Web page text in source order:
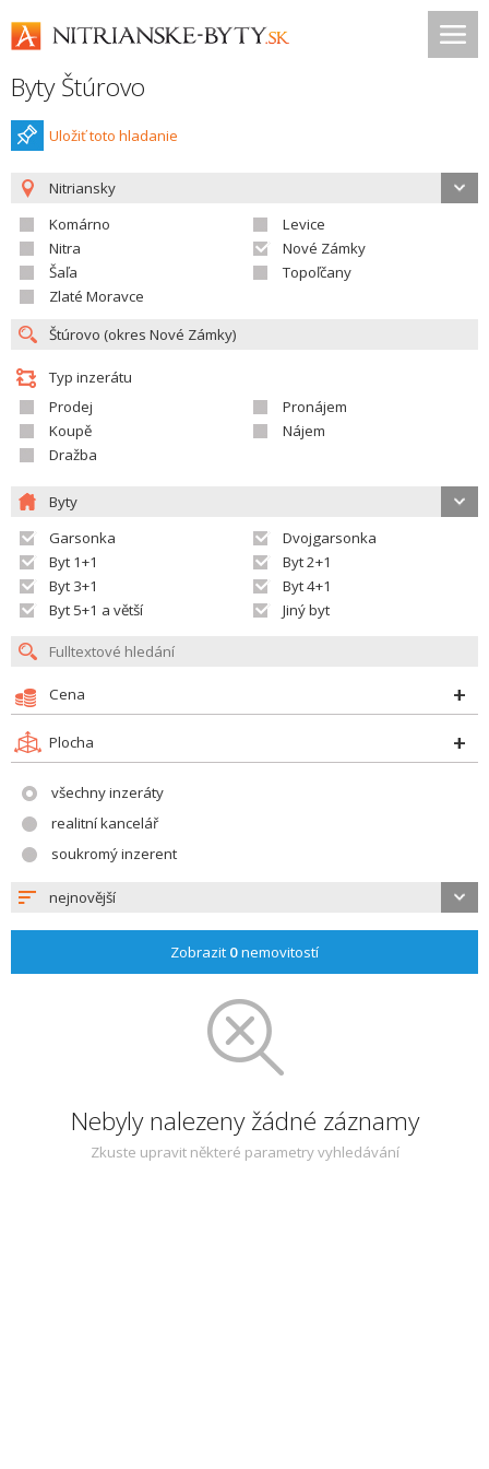
Byty Štúrovo
Uložiť toto hladanie
Nitriansky
Komárno
Levice
Nitra
Nové Zámky
Šaľa
Topoľčany
Zlaté Moravce
Typ inzerátu
Prodej
Pronájem
Koupě
Nájem
Dražba
Byty
Garsonka
Dvojgarsonka
Byt 1+1
Byt 2+1
Byt 3+1
Byt 4+1
Byt 5+1 a větší
Jiný byt
Cena
Plocha
všechny inzeráty
realitní kancelář
soukromý inzerent
nejnovější
Zobrazit 0nemovitostí
Nebyly nalezeny žádné záznamy
Zkuste upravit některé parametry vyhledávání